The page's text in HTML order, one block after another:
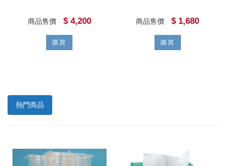
商品售價 $ 4,200
購買
商品售價 $ 1,680
購買
熱門商品